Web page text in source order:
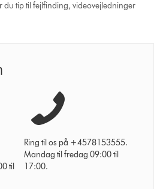
du tip til fejlfinding, video­vejledninger
til
Ring til os på +4578153555.
Mandag til fredag 09:00 til
17:00.